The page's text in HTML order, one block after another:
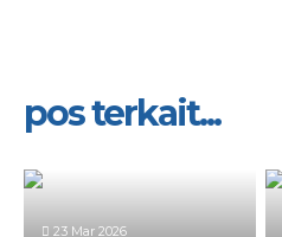
pos terkait...
23 Mar 2026